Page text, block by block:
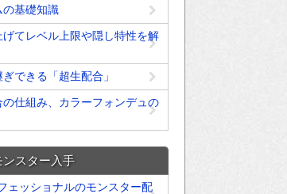
の基礎知識
げてレベル上限や隠し特性を解
できる「超生配合」
仕組み、カラーフォンデュの
ンスター入手
ェッショナルのモンスター配